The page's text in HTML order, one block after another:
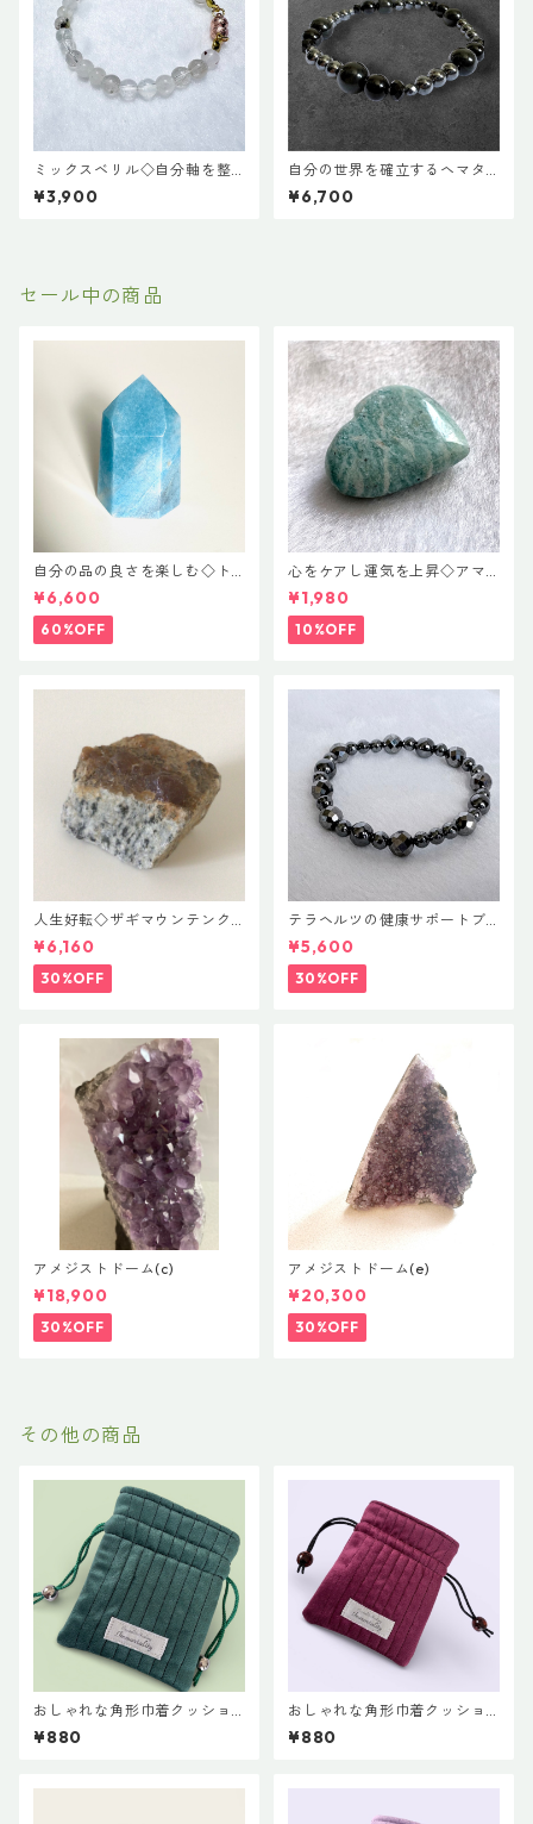
ミックスベリル◇自分軸を整
える系ブレスレット
¥3,900
自分の世界を確立するヘマタ
イトのグラウンディングブレ
スレット 18cm
¥6,700
セール中の商品
自分の品の良さを楽しむ◇ト
ロレアイト ポイント
¥6,600
60%OFF
心をケアし運気を上昇◇アマ
ゾナイト♡ハートカット
¥1,980
10%OFF
人生好転◇ザギマウンテンク
ォーツ
¥6,160
30%OFF
テラヘルツの健康サポートブ
レス
¥5,600
30%OFF
アメジストドーム(c)
¥18,900
30%OFF
アメジストドーム(e)
¥20,300
30%OFF
その他の商品
おしゃれな角形巾着クッショ
ンポーチ◇グリーン
¥880
おしゃれな角形巾着クッショ
ンポーチ◇ワインレッド
¥880